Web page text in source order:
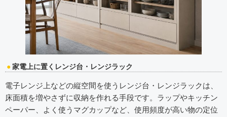
家電上に置くレンジ台・レンジラック
電子レンジ上などの縦空間を使うレンジ台・レンジラックは、
床面積を増やさずに収納を作れる手段です。ラップやキッチン
ペーパー、よく使うマグカップなど、使用頻度が高い物の定位